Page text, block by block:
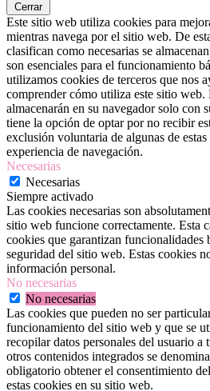
Cerrar
Este sitio web utiliza cookies para
mientras navega por el sitio web. De
clasifican como necesarias se
son esenciales para el funcionamiento
utilizamos cookies de terceros que nos
comprender cómo utiliza este sitio web.
almacenarán en su navegador solo con
tiene la opción de optar por no recibir
exclusión voluntaria de algunas de
experiencia de navegación.
Necesarias
Necesarias
Siempre activado
Las cookies necesarias son
sitio web funcione correctamente. Esta
cookies que garantizan funcionalidades
seguridad del sitio web. Estas cookies
información personal.
No necesarias
No necesarias
Las cookies que pueden no ser
funcionamiento del sitio web y que se
recopilar datos personales del usuario a
otros contenidos integrados se
obligatorio obtener el consentimiento
estas cookies en su sitio web.